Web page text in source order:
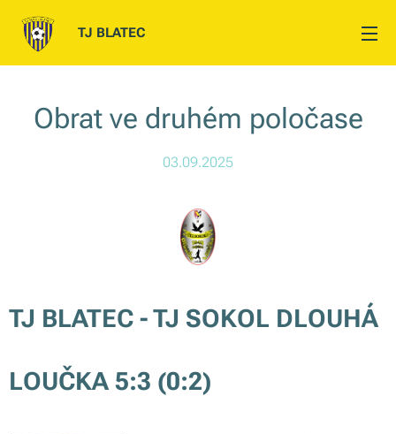
TJ BLATEC
Obrat ve druhém poločase
03.09.2025
TJ BLATEC - TJ SOKOL DLOUHÁ
LOUČKA 5:3 (0:2)